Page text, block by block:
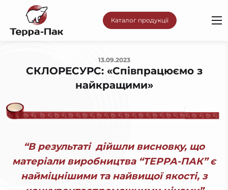
Каталог продукції
13.09.2023
СКЛОРЕСУРС: «Співпрацюємо з
найкращими»
“В результаті дійшли висновку, що
матеріали виробництва “ТЕРРА-ПАК” є
найміцнішими та найвищої якості, з